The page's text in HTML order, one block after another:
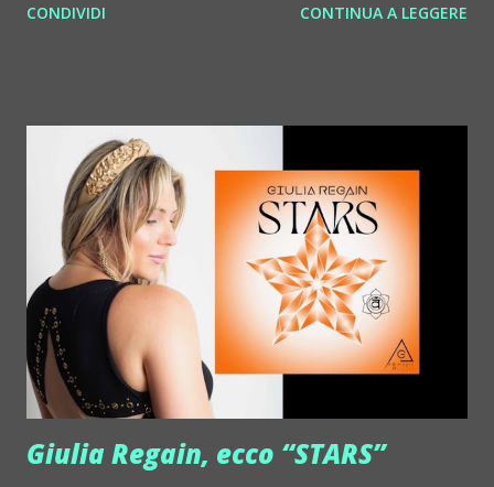
http://www.myspace.com/benderbyetone Chapelier Fou ::
Deian :: http://www.myspace.com/deiansong Dixon ::
http://www.myspace.com/justdixon Frivolous ::
http://www.myspace.com/frivolouslive Frost ::
http://www.myspace.com/frostnorway Gonzales ::
http://www.myspace.com/gonzpiration Italian Laptop
Orchestra feat. Alessio Bertallot Jimmy Edgar ::
http://www.myspace.com/colorstrip Jon Hopkins ::
http://www.myspace.com/jonhopkins Le Luci della
Centrale Elettrica Loco Dice ::
http://www.myspace.com/locod...
CONDIVIDI CONTINUA A LEGGERE
Giulia Regain, ecco “STARS”